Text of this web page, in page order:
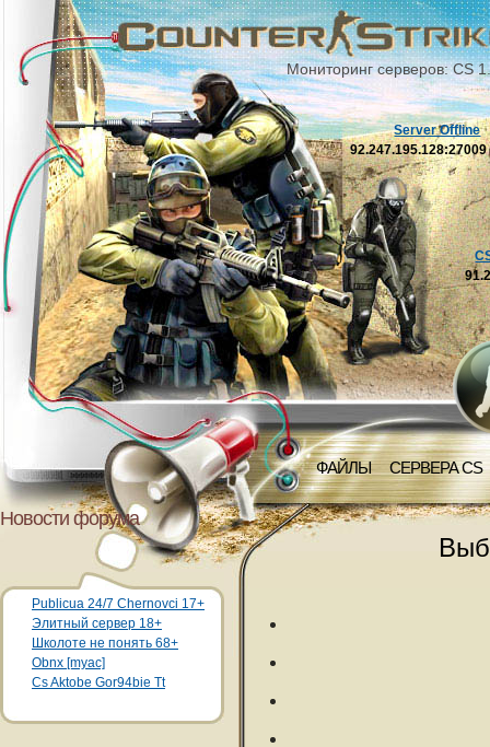
Мониторинг серверов: CS
ФАЙЛЫ СЕРВЕРА CS
Server Offline
92.247.195.128:27009
Новости форума
Publicua 24/7 Chernovci 17+
Элитный сервер 18+
Школоте не понять 68+
Obnx [myac]
Cs Aktobe Gor94bie Tt